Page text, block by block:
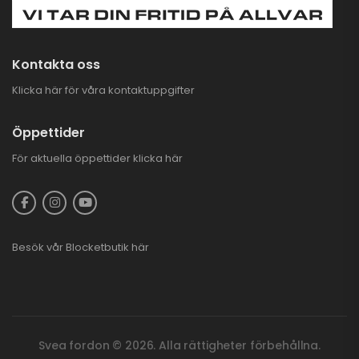
Kontakta oss
Klicka här för våra kontaktuppgifter
Öppettider
För aktuella öppettider klicka här
Besök vår Blocketbutik här
Svea fordon © 2026. Alla rättigheter förbehållna.